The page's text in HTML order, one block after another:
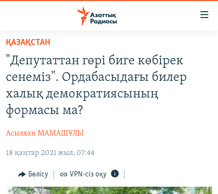
Skip
main
content
to
main
Skip
to
ЖАҢАЛЫҚТАР
САЯСАТ
ҚАҢТАР ОҚИҒАСЫ
ӘЛЕМ
АРНАЙЫ ЖОБАЛАР
ҚАЗАҚСТАН
"Депутаттан гөрі биге көбірек
сенеміз". Ордабасыдағы билер
халық демократиясының
формасы ма?
Асылхан МАМАШҰЛЫ
18 қаңтар 2021 жыл, 07:44
Бөлісу VPN-сіз оқу